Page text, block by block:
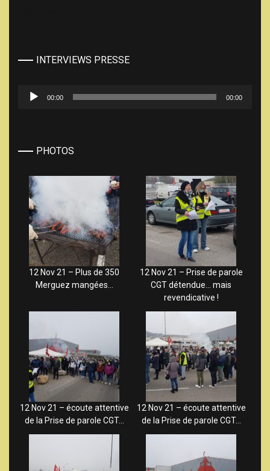
INTERVIEWS PRESSE
Lecteur
audio
00:00 00:00
PHOTOS
12 Nov 21 – Plus de 350
Merguez mangées…
12 Nov 21 – Prise de parole
CGT détendue… mais
revendicative !
12 Nov 21 – écoute attentive
de la Prise de parole CGT…
12 Nov 21 – écoute attentive
de la Prise de parole CGT…